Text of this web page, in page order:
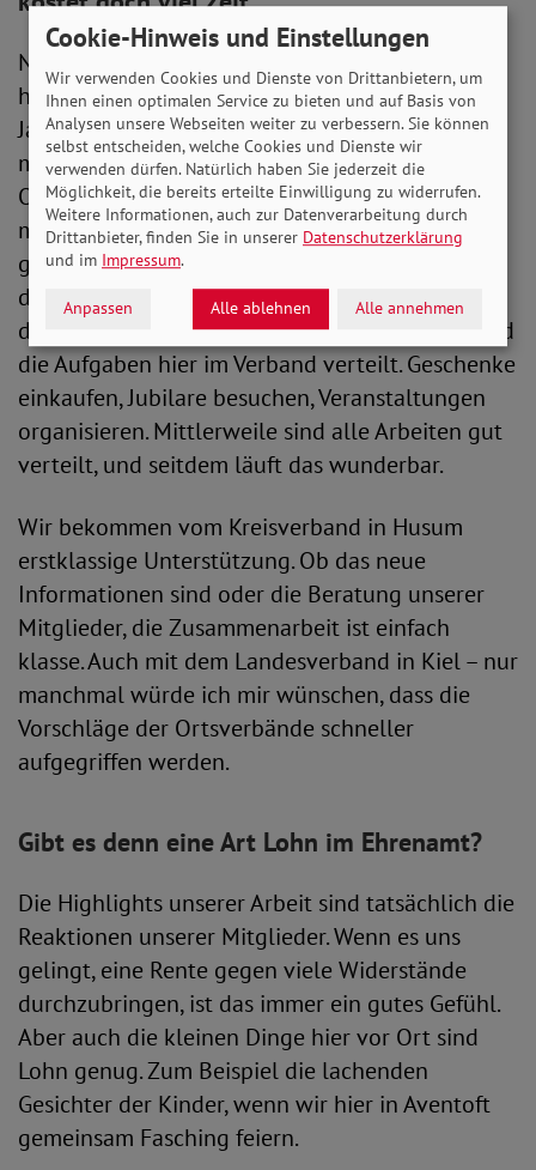
Na klar, aber es macht mir viel Freude. Sonst
hätte ich schon lange aufgehört! Vor einigen
Jahren gab es tatsächlich mal eine Zeit, in der es
mir persönlich ein bisschen zu viel wurde. Der
Ortsverband wuchs und wuchs, es gab immer
mehr Termine, und ich habe sehr viel allein
gemacht. Aber ab einem bestimmten Punkt ging
das einfach nicht mehr. Da habe ich mich mit
dem kompletten Vorstand zusammengesetzt und
die Aufgaben hier im Verband verteilt. Geschenke
einkaufen, Jubilare besuchen, Veranstaltungen
organisieren. Mittlerweile sind alle Arbeiten gut
verteilt, und seitdem läuft das wunderbar.
Wir bekommen vom Kreisverband in Husum
erstklassige Unterstützung. Ob das neue
Informationen sind oder die Beratung unserer
Mitglieder, die Zusammenarbeit ist einfach
klasse. Auch mit dem Landesverband in Kiel – nur
manchmal würde ich mir wünschen, dass die
Vorschläge der Ortsverbände schneller
aufgegriffen werden.
Gibt es denn eine Art Lohn im Ehrenamt?
Die Highlights unserer Arbeit sind tatsächlich die
Reaktionen unserer Mitglieder. Wenn es uns
gelingt, eine Rente gegen viele Widerstände
durchzubringen, ist das immer ein gutes Gefühl.
Aber auch die kleinen Dinge hier vor Ort sind
Lohn genug. Zum Beispiel die lachenden
Gesichter der Kinder, wenn wir hier in Aventoft
gemeinsam Fasching feiern.
Cookie-Hinweis und Einstellungen
Wir verwenden Cookies und Dienste von Drittanbietern, um
Ihnen einen optimalen Service zu bieten und auf Basis von
Analysen unsere Webseiten weiter zu verbessern. Sie können
selbst entscheiden, welche Cookies und Dienste wir
verwenden dürfen. Natürlich haben Sie jederzeit die
Möglichkeit, die bereits erteilte Einwilligung zu widerrufen.
Weitere Informationen, auch zur Datenverarbeitung durch
Drittanbieter, finden Sie in unserer Datenschutzerklärung
und im Impressum.
Anpassen Alle ablehnen Alle annehmen